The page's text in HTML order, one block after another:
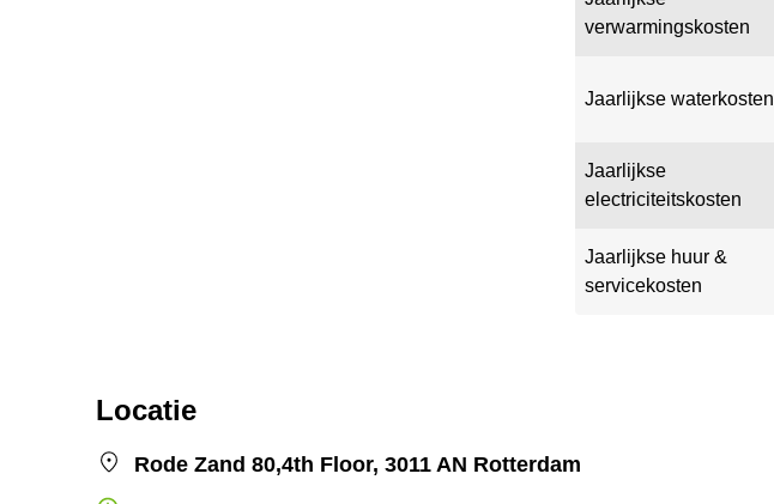
verwarmingskosten
Jaarlijkse waterkosten
Jaarlijkse
electriciteitskosten
Jaarlijkse huur &
servicekosten
Locatie
Rode Zand 80,4th Floor, 3011 AN Rotterdam